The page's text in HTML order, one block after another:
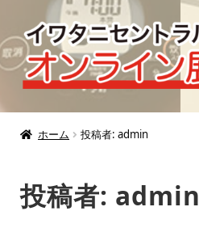
ナ
ビ
ゲ
ー
シ
ョ
へ
ス
コ
ン
テ
ン
ツ
へ
キ
ッ
ホーム
ご来場特典
ホーム 投稿者: admin
投稿者: admin